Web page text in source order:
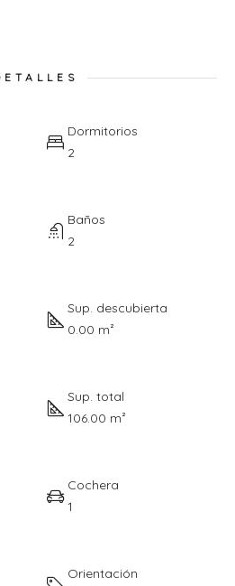
Dormitorios
2
Baños
2
Sup. descubierta
0.00 m²
Sup. total
106.00 m²
Cochera
1
Orientación